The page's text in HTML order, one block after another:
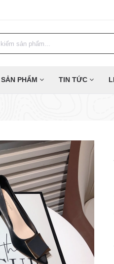
SẢN PHẨM TIN TỨC